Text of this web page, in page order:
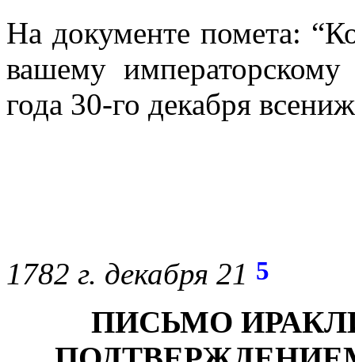
На документе помета:
вашему
года 30-го декабря
1782 г. декабря 21 5
ПИСЬМО